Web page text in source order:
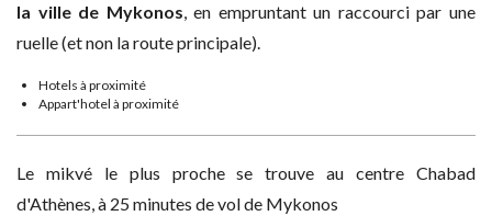
la ville de Mykonos, en empruntant un raccourci par une
ruelle (et non la route principale).
Hotels à proximité
Appart'hotel à proximité
Le mikvé le plus proche se trouve au centre Chabad
d'Athènes, à 25 minutes de vol de Mykonos